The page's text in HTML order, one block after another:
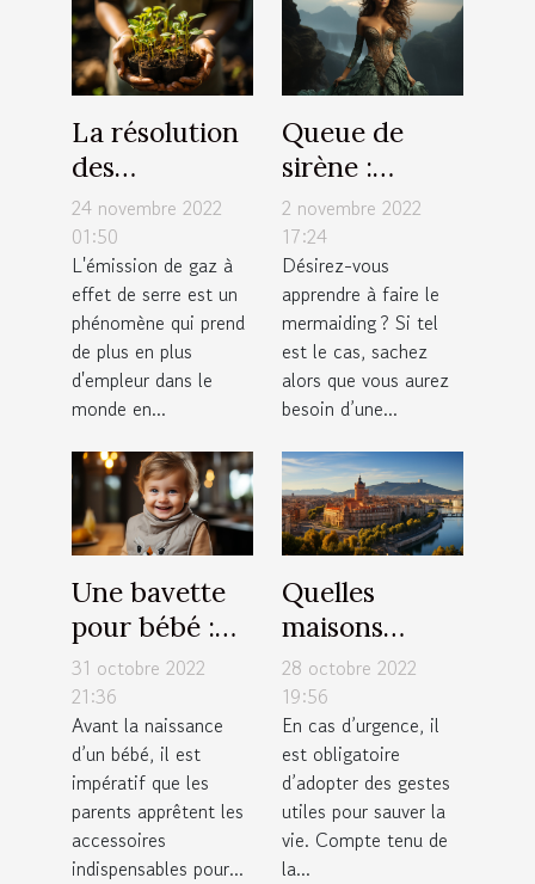
La résolution
des
entreprises
vers une
émission de
zéro pourcent
de carbone
d'ici 2030
est-elle
possible ?
24 novembre 2022
01:50
L'émission de gaz à
effet de serre est un
phénomène qui prend
de plus en plus
d'empleur dans le
monde en...
Queue de
sirène :
quelques
critères pour
faire un bon
choix
2 novembre 2022
17:24
Désirez-vous
apprendre à faire le
mermaiding ? Si tel
est le cas, sachez
alors que vous aurez
besoin d’une...
Une bavette
pour bébé :
Quel modèle
de bavoir faut
il avoir pour
votre enfant ?
31 octobre 2022
21:36
Avant la naissance
d’un bébé, il est
impératif que les
parents apprêtent les
accessoires
indispensables pour...
Quelles
maisons
médicales de
garde
contacter à
Toulouse ?
28 octobre 2022
19:56
En cas d’urgence, il
est obligatoire
d’adopter des gestes
utiles pour sauver la
vie. Compte tenu de
la...